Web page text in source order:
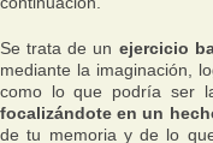
Se trata de un ejercicio
mediante la imaginación,
como lo que podría ser
focalizándote en un
de tu memoria y de lo